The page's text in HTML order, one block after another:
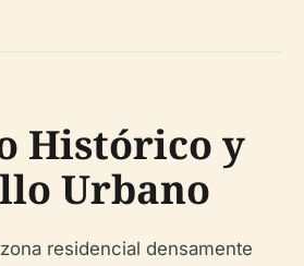
Histórico y
Urbano
residencial densamente